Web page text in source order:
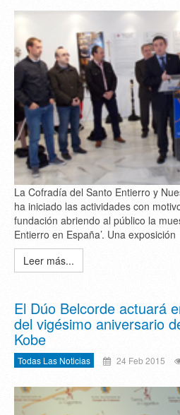
La Cofradía del Santo Entierro y
ha iniciado las actividades con
fundación abriendo al público la
Entierro en España’. Una exposición
Leer más...
El Dúo Belcorde actuará
del vigésimo aniversario
Kobe
Todas Las Noticias 24 Feb 2015